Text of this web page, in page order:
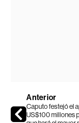
Anterior
Caputo festejó el
US$100 millones